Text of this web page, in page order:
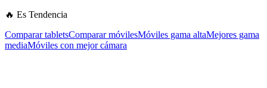
🔥 Es Tendencia
Comparar tabletsComparar móvilesMóviles gama altaMejores gama
mediaMóviles con mejor cámara